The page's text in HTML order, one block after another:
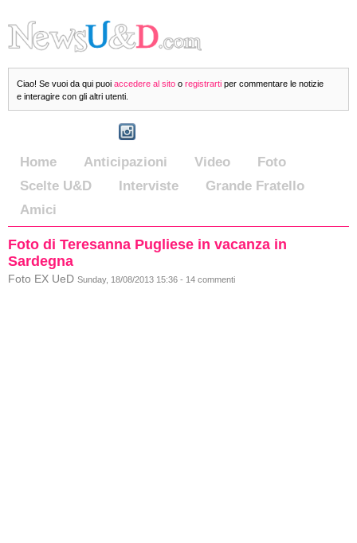
Ciao! Se vuoi da qui puoi accedere al sito o registrarti per commentare le notizie
e interagire con gli altri utenti.
Home Anticipazioni Video
Foto
Scelte U&D
Interviste
Grande Fratello
Amici
Foto di Teresanna Pugliese in vacanza in
Sardegna
Foto EX UeD Sunday, 18/08/2013 15:36 - 14 commenti